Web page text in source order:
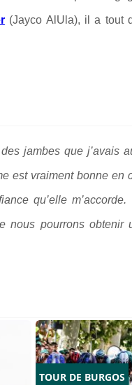
(Jayco AlUla), il a tout
jambes que j’avais
est vraiment bonne en
qu’elle
nous pourrons obtenir
TOUR DE BURGOS